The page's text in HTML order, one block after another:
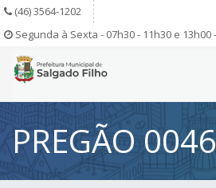
(46) 3564-1202
Segunda à Sexta - 07h30 - 11h30 e 13h00
PREGÃO